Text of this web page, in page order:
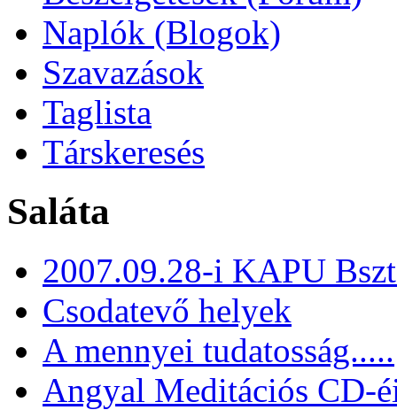
Naplók (Blogok)
Szavazások
Taglista
Társkeresés
Saláta
2007.09.28-i KAPU
Csodatevő helyek
A mennyei tudatosság.....
Angyal Meditációs CD-